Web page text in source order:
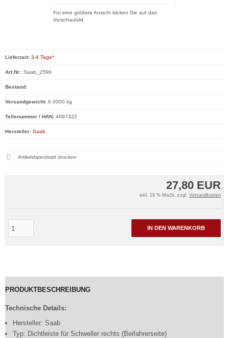
Für eine größere Ansicht klicken Sie auf das
Vorschaubild
27,80 EUR
inkl. 19 % MwSt. zzgl. Versandkosten
IN DEN WARENKORB
Lieferzeit: 3-4 Tage*
Art.Nr.: Saab_259b
Bestand:
Versandgewicht: 6.0000 kg
Teilenummer / HAN: 4697322
Hersteller: Saab
Artikeldatenblatt drucken
PRODUKTBESCHREIBUNG
Technische Details:
Hersteller: Saab
Typ: Dichtleiste für Schweller rechts (Beifahrerseite)